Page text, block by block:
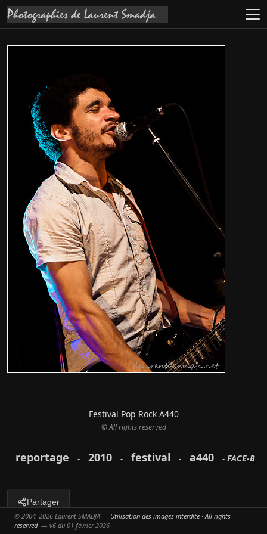
reportage - 2010 - festival - a440 - FACE-B
Partager
Festival Pop Rock A440
© All rights reserved
© 2004–2026 Laurent SMADJA — Utilisation des images interdite · All rights
reserved— v6 du 01 février 2026